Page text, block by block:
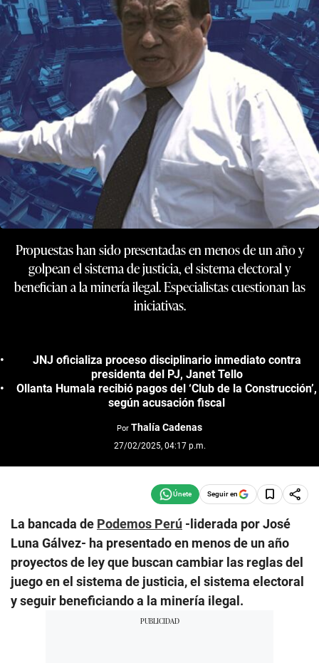
Propuestas han sido presentadas en menos de un año y
golpean el sistema de justicia, el sistema electoral y
benefician a la minería ilegal. Especialistas cuestionan las
iniciativas.
JNJ oficializa proceso disciplinario inmediato contra
presidenta del PJ, Janet Tello
Ollanta Humala recibió pagos del ‘Club de la Construcción’,
según acusación fiscal
Por Thalía Cadenas
27/02/2025, 04:17 p.m.
Seguir en
La bancada de Podemos Perú -liderada por José
Luna Gálvez- ha presentado en menos de un año
proyectos de ley que buscan cambiar las reglas del
juego en el sistema de justicia, el sistema electoral
y seguir beneficiando a la minería ilegal.